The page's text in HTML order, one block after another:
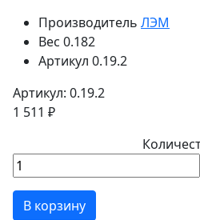
Производитель ЛЭМ
Вес 0.182
Артикул 0.19.2
Артикул: 0.19.2
1 511 ₽
В корзину